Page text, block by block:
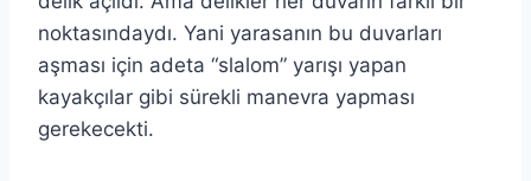
noktasındaydı. Yani yarasanın bu duvarları
aşması için adeta “slalom” yarışı yapan
kayakçılar gibi sürekli manevra yapması
gerekecekti.